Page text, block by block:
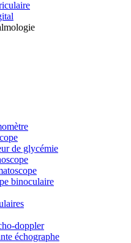
de glycémie
binoculaire
doppler
échographe